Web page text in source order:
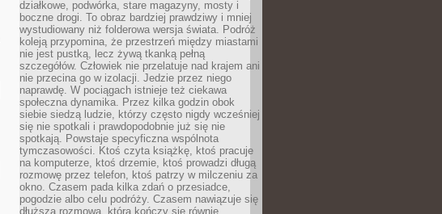
działkowe, podwórka, stare magazyny, mosty i
boczne drogi. To obraz bardziej prawdziwy i mniej
wystudiowany niż folderowa wersja świata. Podróż
koleją przypomina, że przestrzeń między miastami
nie jest pustką, lecz żywą tkanką pełną
szczegółów. Człowiek nie przelatuje nad krajem ani
nie przecina go w izolacji. Jedzie przez niego
naprawdę. W pociągach istnieje też ciekawa
społeczna dynamika. Przez kilka godzin obok
siebie siedzą ludzie, którzy często nigdy wcześniej
się nie spotkali i prawdopodobnie już się nie
spotkają. Powstaje specyficzna wspólnota
tymczasowości. Ktoś czyta książkę, ktoś pracuje
na komputerze, ktoś drzemie, ktoś prowadzi długą
rozmowę przez telefon, ktoś patrzy w milczeniu za
okno. Czasem pada kilka zdań o przesiadce,
pogodzie albo celu podróży. Czasem nawiązuje się
dłuższa rozmowa, która kończy się równie